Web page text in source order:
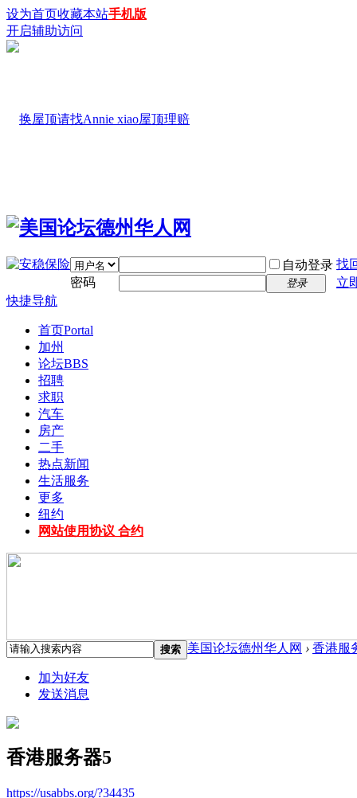
设为首页收藏本站手机版
开启辅助访问
自动登录 找
密码
登录
立
快捷导航
首页Portal
加州
论坛BBS
招聘
求职
汽车
房产
二手
热点新闻
生活服务
更多
纽约
网站使用协议 合约
搜索 美国论坛德州华人网 › 香港服
加为好友
发送消息
香港服务器5
https://usabbs.org/?34435